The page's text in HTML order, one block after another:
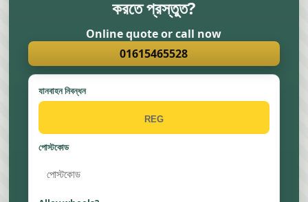
করতে প্রস্তুত?
Online quote or call now
01615465528
যানবাহন নিবন্ধন
পোস্টকোড